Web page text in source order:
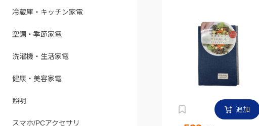
冷蔵庫・キッチン家電
空調・季節家電
洗濯機・生活家電
健康・美容家電
照明
スマホ/PCアクセサリ
追加